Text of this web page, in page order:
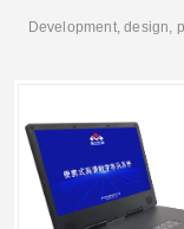
Development, design,